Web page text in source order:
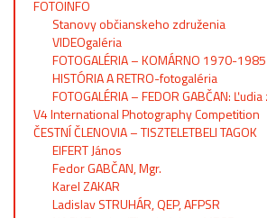
FOTOINFO
Stanovy občianskeho združenia
VIDEOgaléria
FOTOGALÉRIA – KOMÁRNO 1970-1985
HISTÓRIA A RETRO-fotogaléria
FOTOGALÉRIA – FEDOR GABČAN:
V4 International Photography Competition
ČESTNÍ ČLENOVIA – TISZTELETBELI TAGOK
EIFERT János
Fedor GABČAN, Mgr.
Karel ZAKAR
Ladislav STRUHÁR, QEP, AFPSR